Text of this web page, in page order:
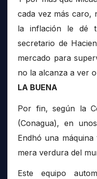
cada vez más caro,
la inflación le dé
secretario de
mercado para
no la alcanza a ver
LA BUENA
Por fin, según la
(Conagua), en
Endhó una
mera verdura del
Este equipo